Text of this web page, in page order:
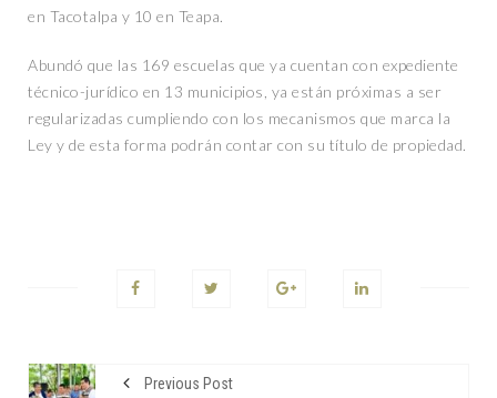
en Tacotalpa y 10 en Teapa.
Abundó que las 169 escuelas que ya cuentan con expediente
técnico-jurídico en 13 municipios, ya están próximas a ser
regularizadas cumpliendo con los mecanismos que marca la
Ley y de esta forma podrán contar con su título de propiedad.
Previous Post